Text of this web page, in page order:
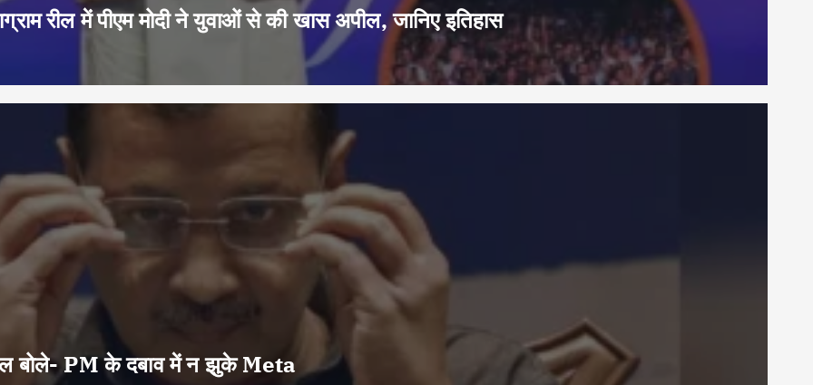
रील में पीएम मोदी ने युवाओं से की खास अपील, जानिए इतिहास
बोले- PM के दबाव में न झुके Meta